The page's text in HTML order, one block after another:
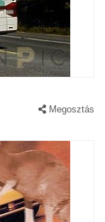
Megosztás